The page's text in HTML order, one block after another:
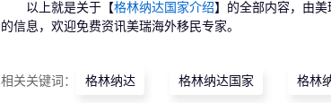
以上就是关于【格林纳达国家介绍】的全部内容，由
的信息，欢迎免费资讯美瑞海外移民专家。
相关关键词： 格林纳达 格林纳达国家 格林